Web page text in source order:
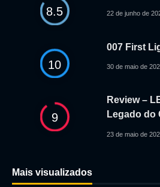
8.5 22 de junho de
10
007 First
30 de maio de
9
Review –
Legado do
23 de maio de
Mais visualizados